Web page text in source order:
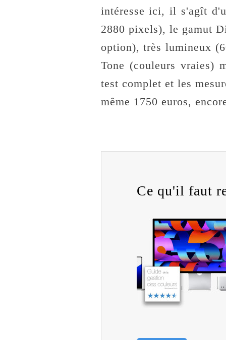
intéresse ici, il s'agît
2880 pixels), le gamut
option), très lumineux
Tone (couleurs vraies)
test complet et les
même 1750 euros,
Ce qu'il faut